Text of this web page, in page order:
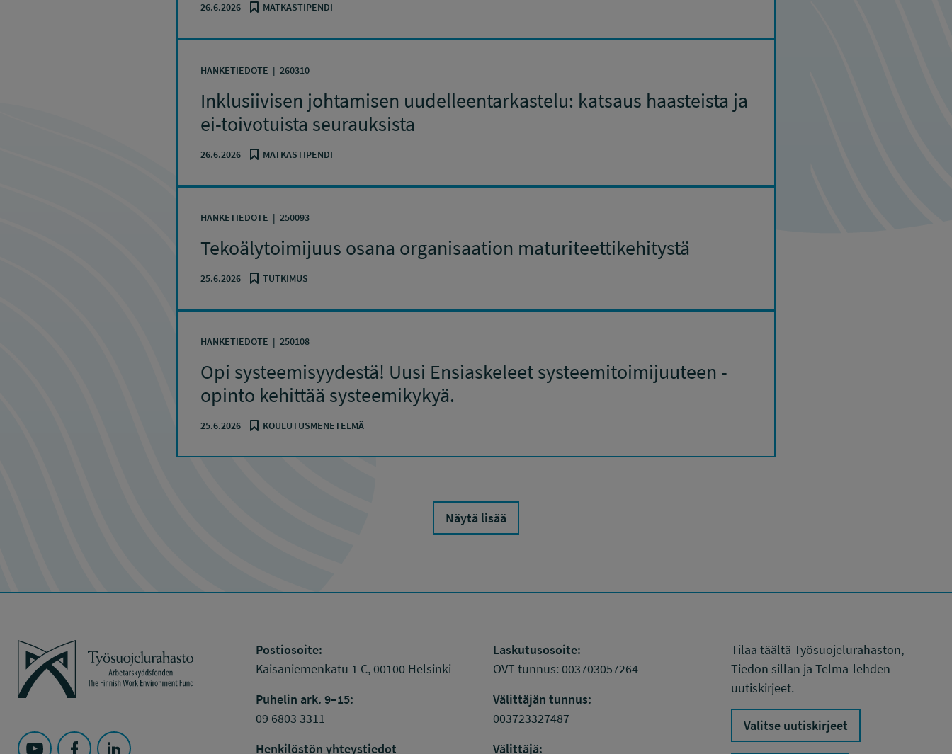
26.6.2026 MATKASTIPENDI
HANKETIEDOTE 260310
Inklusiivisen johtamisen uudelleentarkastelu: katsaus haasteista ja
ei-toivotuista seurauksista
26.6.2026 MATKASTIPENDI
HANKETIEDOTE 250093
Tekoälytoimijuus osana organisaation maturiteettikehitystä
25.6.2026 TUTKIMUS
HANKETIEDOTE 250108
Opi systeemisyydestä! Uusi Ensiaskeleet systeemitoimijuuteen -
opinto kehittää systeemikykyä.
25.6.2026 KOULUTUSMENETELMÄ
Näytä lisää
Työsuojelurahasto
Postiosoite:
Kaisaniemenkatu 1 C, 00100 Helsinki
Puhelin ark. 9–15:
09 6803 3311
Henkilöstön yhteystiedot
Laskutusosoite:
OVT tunnus: 003703057264
Välittäjän tunnus:
003723327487
Välittäjä:
Tilaa täältä Työsuojelurahaston,
Tiedon sillan ja Telma-lehden
uutiskirjeet.
Valitse uutiskirjeet